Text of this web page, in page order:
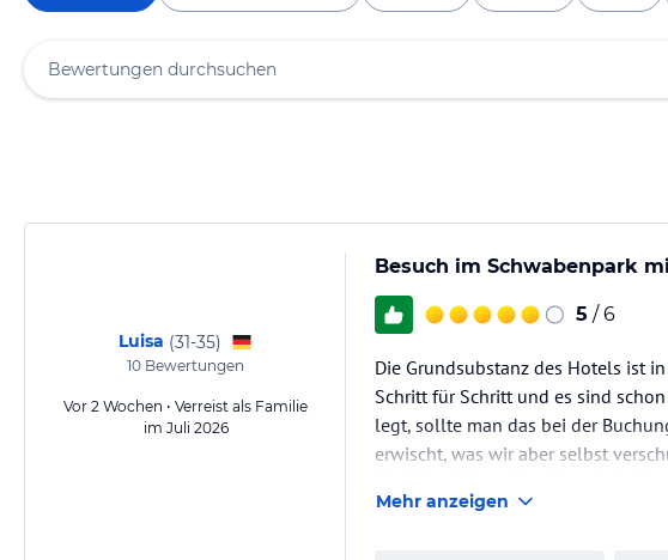
Luisa (31-35)
10 Bewertungen
Vor 2 Wochen • Verreist als Familie
im Juli 2026
Besuch im Schwabenpark
5 / 6
Die Grundsubstanz des Hotels ist
Schritt für Schritt und es sind
legt, sollte man das bei der
erwischt, was wir aber selbst
Mehr anzeigen